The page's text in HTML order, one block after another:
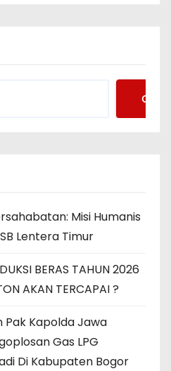
Cari
Misi Humanis
Lentera Timur
BERAS TAHUN 2026
AKAN TERCAPAI ?
Pak Kapolda Jawa
Gas LPG
Di Kabupaten Bogor